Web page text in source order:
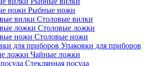
Рыбные ножи
Столовые вилки
Столовые ложки
Столовые ножи
Упаковки для приборов
Чайные ложки
Стеклянная посуда